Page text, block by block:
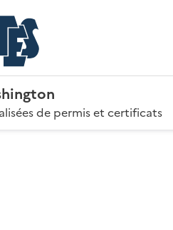
de permis et certificats